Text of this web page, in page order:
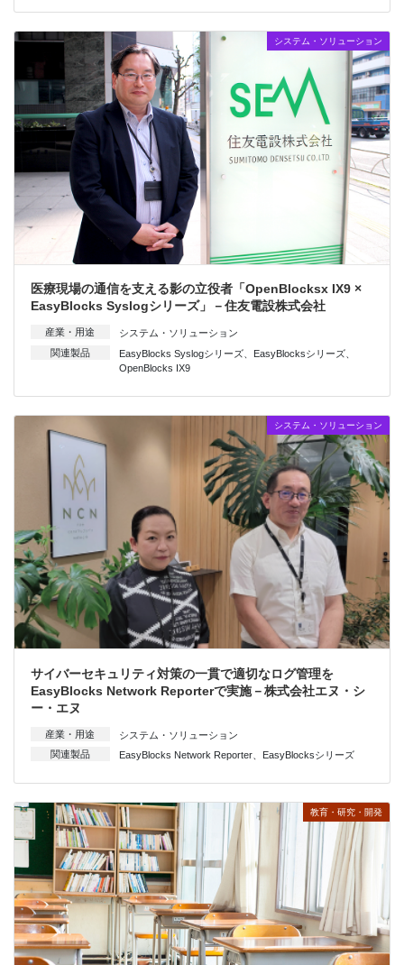
システム・ソリューション
医療現場の通信を支える影の立役者「OpenBlocksx IX9 ×
EasyBlocks Syslogシリーズ」－住友電設株式会社
産業・用途
システム・ソリューション
関連製品
EasyBlocks Syslogシリーズ、 EasyBlocksシリーズ、
OpenBlocks IX9
システム・ソリューション
サイバーセキュリティ対策の一貫で適切なログ管理を
EasyBlocks Network Reporterで実施－株式会社エヌ・シ
ー・エヌ
産業・用途
システム・ソリューション
関連製品
EasyBlocks Network Reporter、 EasyBlocksシリーズ
教育・研究・開発